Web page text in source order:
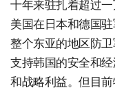
十年来驻扎着超过一
美国在日本和德国
整个东亚的地区防
支持韩国的安全和
和战略利益。但目